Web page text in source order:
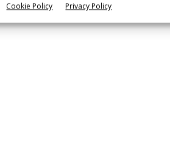
Cookie Policy Privacy Policy